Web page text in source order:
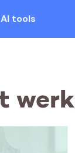
AI tools
werk